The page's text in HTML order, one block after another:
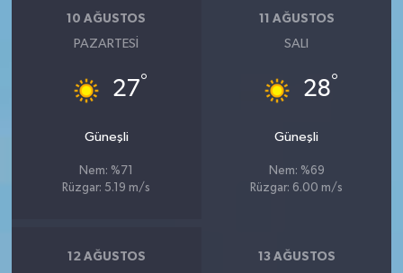
10 AĞUSTOS
PAZARTESI
27°
Güneşli
Nem: %71
Rüzgar: 5.19 m/s
11 AĞUSTOS
SALI
28°
Güneşli
Nem: %69
Rüzgar: 6.00 m/s
12 AĞUSTOS 13 AĞUSTOS